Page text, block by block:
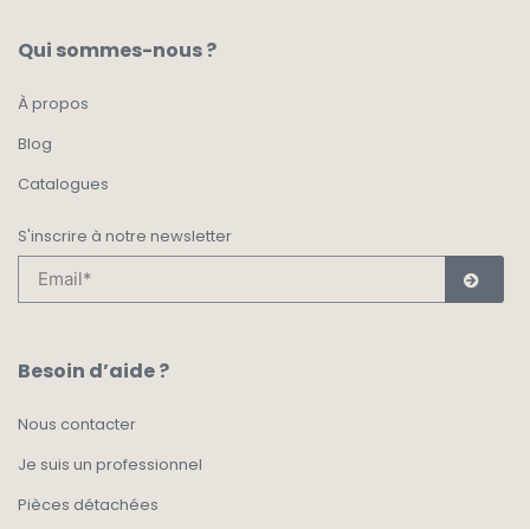
Qui sommes-nous ?
À propos
Blog
Catalogues
S'inscrire à notre newsletter
Besoin d’aide ?
Nous contacter
Je suis un professionnel
Pièces détachées